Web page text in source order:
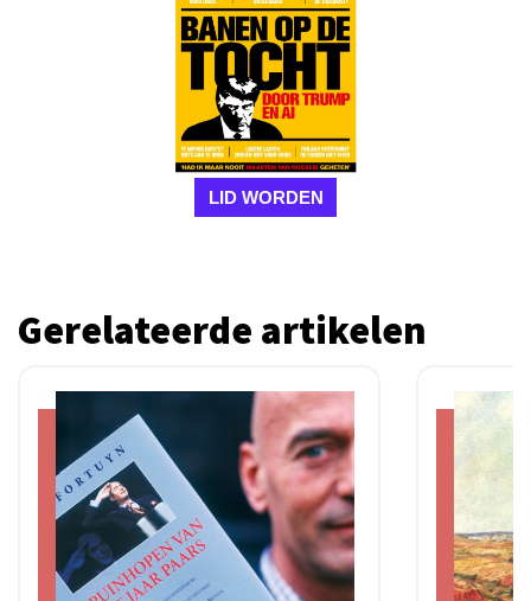
LID WORDEN
Gerelateerde artikelen